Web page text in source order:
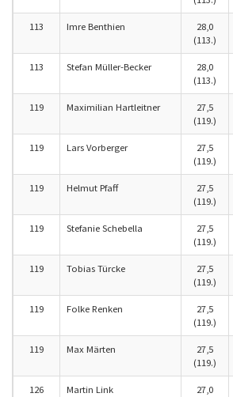
113 Imre Benthien
28,0
(113.)
113 Stefan Müller-Becker
28,0
(113.)
119 Maximilian Hartleitner
27,5
(119.)
119 Lars Vorberger
27,5
(119.)
119 Helmut Pfaff
27,5
(119.)
119 Stefanie Schebella
27,5
(119.)
119 Tobias Türcke
27,5
(119.)
119 Folke Renken
27,5
(119.)
119 Max Märten
27,5
(119.)
126 Martin Link
27,0